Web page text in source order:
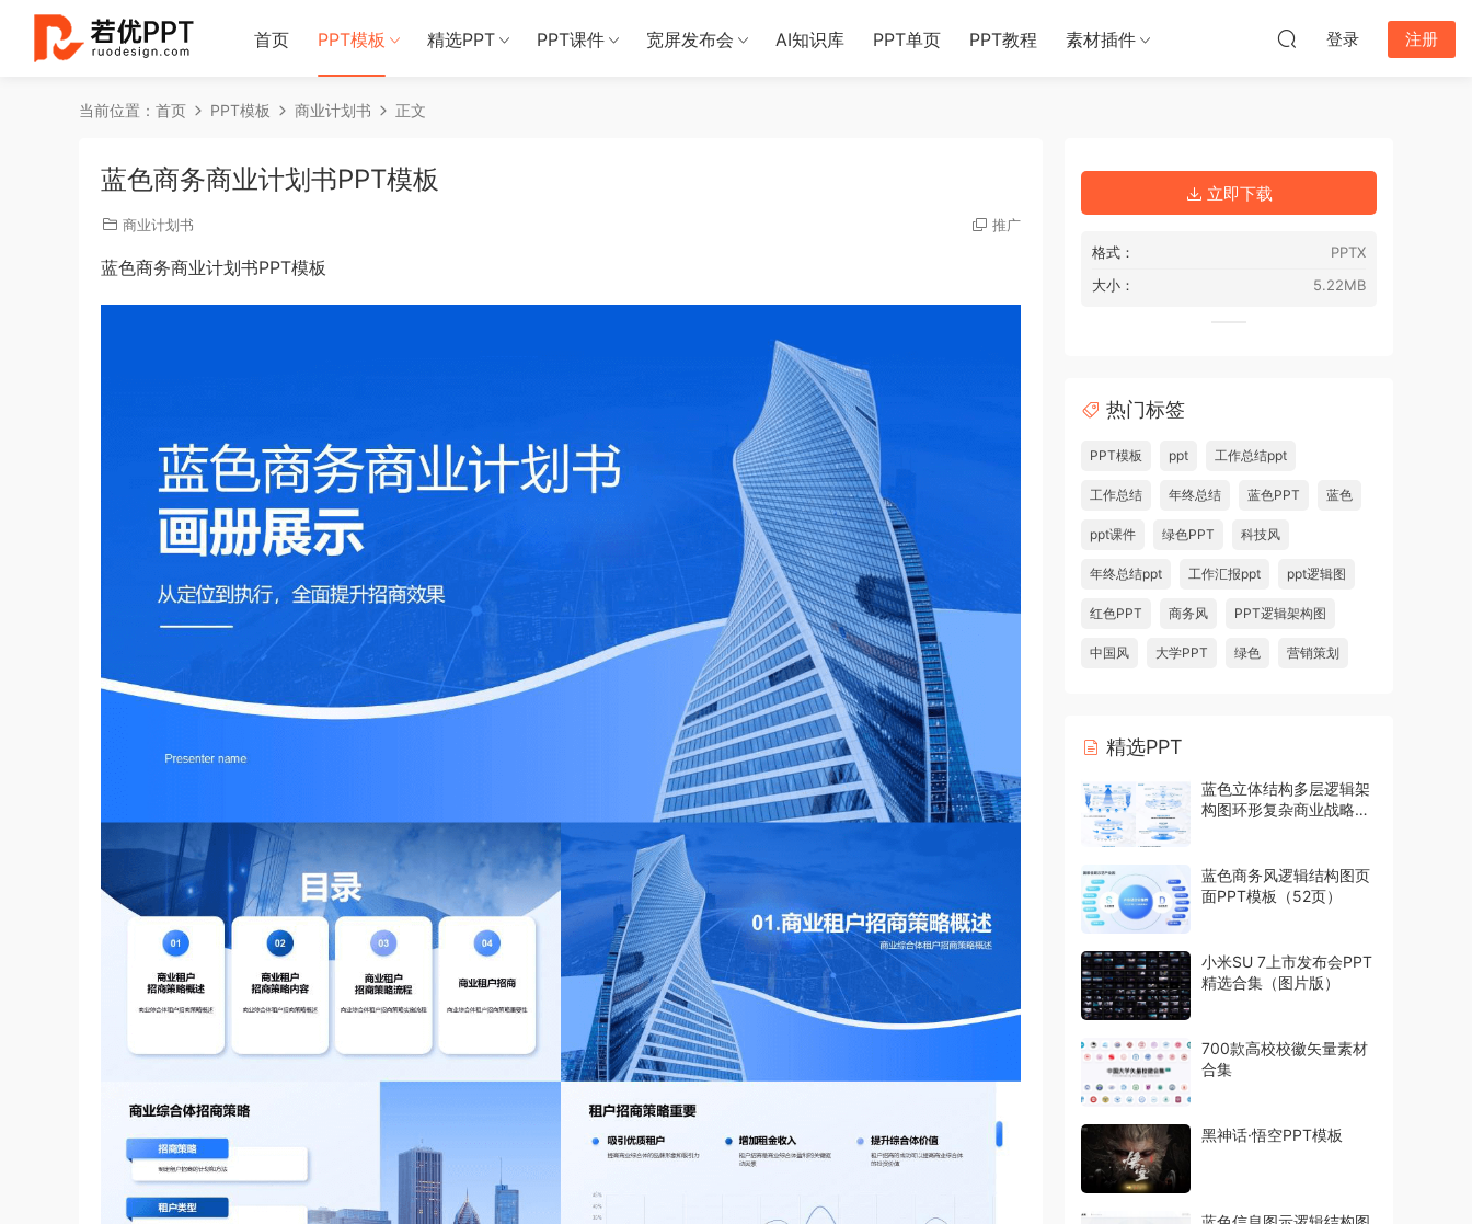
首页 PPT模板 精选PPT PPT课件 宽屏发布会 AI知识库 PPT单页 PPT教程 素材插件 登录 注册
当前位置： 首页 PPT模板 商业计划书 正文
蓝色商务商业计划书PPT模板
商业计划书 推广
蓝色商务商业计划书PPT模板
立即下载
格式：
PPTX
大小：
5.22MB
热门标签
PPT模板 ppt 工作总结ppt
工作总结 年终总结 蓝色PPT 蓝色
ppt课件 绿色PPT 科技风
年终总结ppt 工作汇报ppt ppt逻辑图
红色PPT 商务风 PPT逻辑架构图
中国风 大学PPT 绿色 营销策划
精选PPT
蓝色立体结构多层逻辑架
构图环形复杂商业战略模
蓝色商务风逻辑结构图页
面PPT模板（52页）
小米SU 7上市发布会PPT
精选合集（图片版）
700款高校校徽矢量素材
合集
黑神话·悟空PPT模板